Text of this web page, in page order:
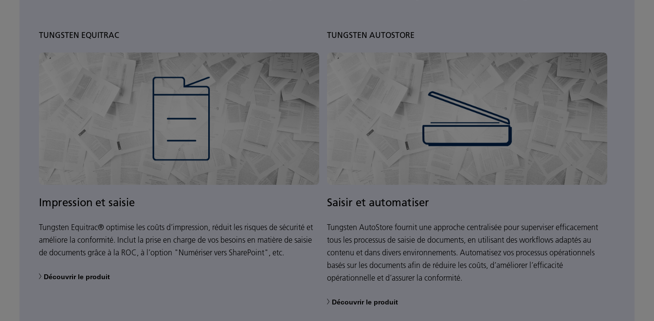
TUNGSTEN EQUITRAC
Impression et saisie
Tungsten Equitrac® optimise les coûts d’impression, réduit les risques de sécurité et
améliore la conformité. Inclut la prise en charge de vos besoins en matière de saisie
de documents grâce à la ROC, à l’option "Numériser vers SharePoint", etc.
Découvrir le produit
TUNGSTEN AUTOSTORE
Saisir et automatiser
Tungsten AutoStore fournit une approche centralisée pour superviser efficacement
tous les processus de saisie de documents, en utilisant des workflows adaptés au
contenu et dans divers environnements. Automatisez vos processus opérationnels
basés sur les documents afin de réduire les coûts, d’améliorer l’efficacité
opérationnelle et d’assurer la conformité.
Découvrir le produit